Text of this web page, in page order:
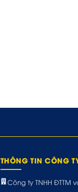
THÔNG TIN CÔNG
Công ty TNHH ĐTTM